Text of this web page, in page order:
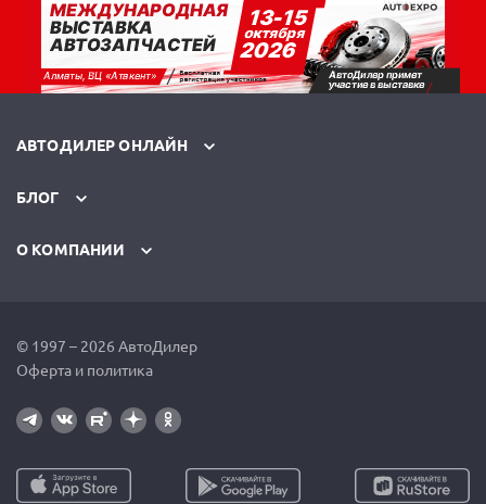
АВТОДИЛЕР ОНЛАЙН
БЛОГ
О КОМПАНИИ
© 1997 – 2026 АвтоДилер
Оферта и политика